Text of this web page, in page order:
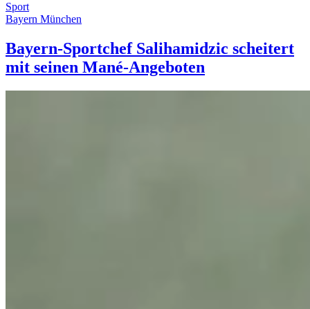
Sport
Bayern München
Bayern-Sportchef Salihamidzic scheitert
mit seinen Mané-Angeboten